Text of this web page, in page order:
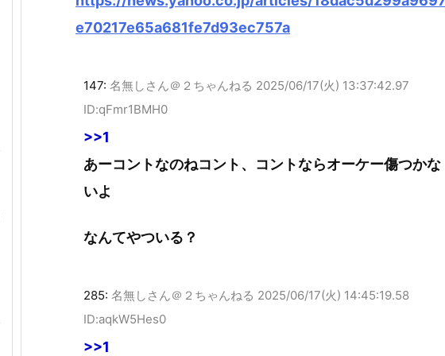
e70217e65a681fe7d93ec757a
147: 名無しさん＠２ちゃんねる 2025/06/17(火) 13:37:42.97
ID:qFmr1BMH0
>>1
あーコントなのねコント、コントならオーケー傷つかな
いよ
なんてやついる？
285: 名無しさん＠２ちゃんねる 2025/06/17(火) 14:45:19.58
ID:aqkW5Hes0
>>1